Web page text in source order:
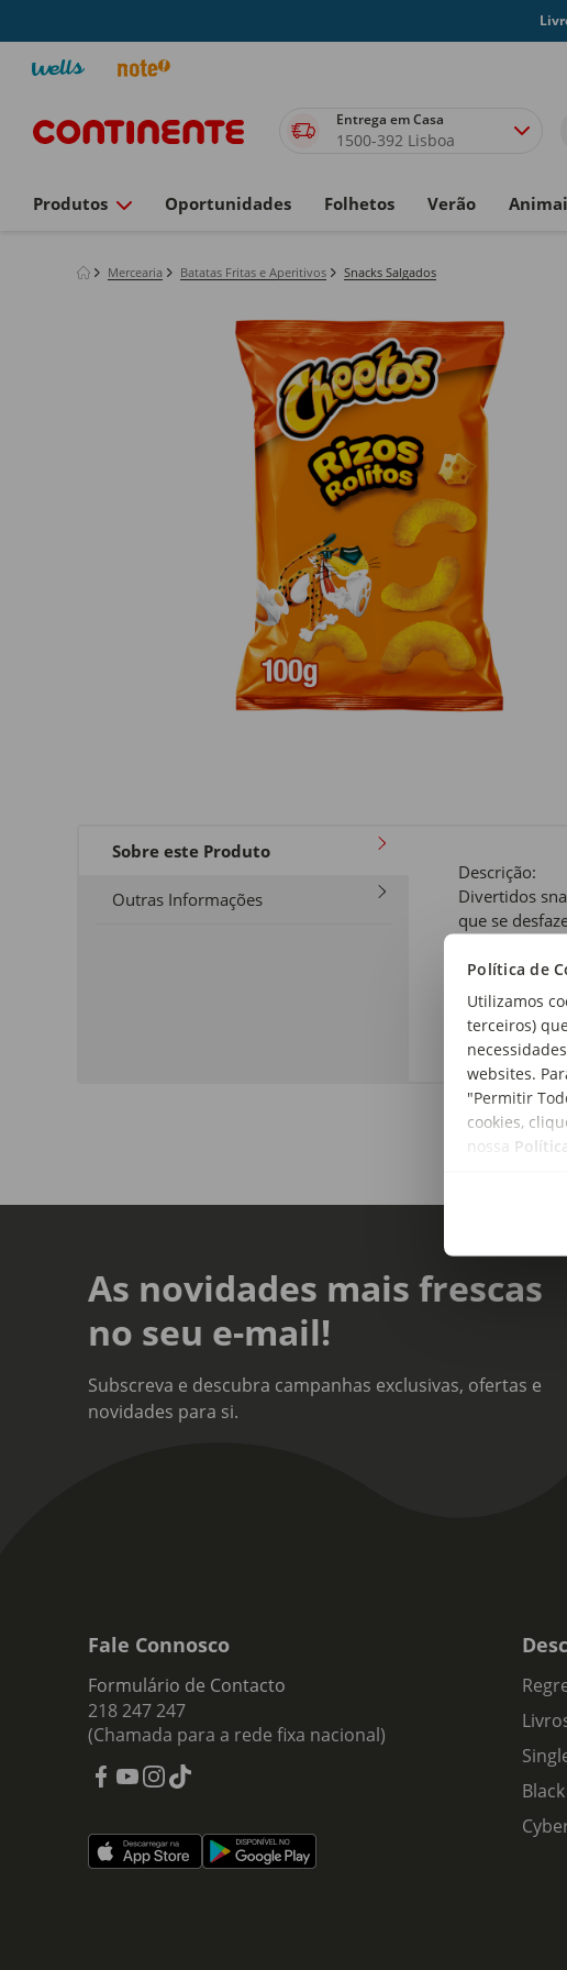
Política de
Utilizamos
terceiros)
websites.
"Permitir
cookies,
nossa
Entrega em Casa
1500-392 Lisboa
Produtos Oportunidades Folhetos Verão
Mercearia Batatas Fritas e Aperitivos Snacks Salgados
Sobre este Produto
Outras Informações
Descrição:
Divertidos
que se
Tipo de
Snacks
As novidades mais frescas
no seu e-mail!
Subscreva e descubra campanhas exclusivas, ofertas e
novidades para si.
Fale Connosco
Formulário de Contacto
218 247 247
(Chamada para a rede fixa nacional)